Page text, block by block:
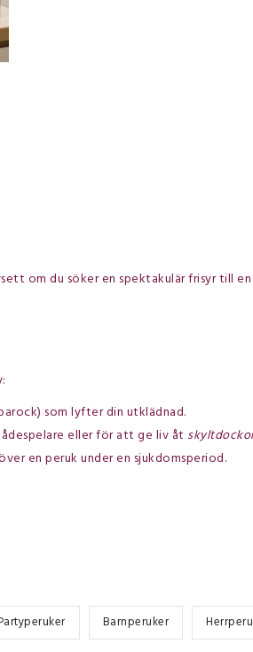
om du söker en spektakulär frisyr till
som lyfter din utklädnad.
eller för att ge liv åt
en peruk under en sjukdomsperiod.
Barnperuker